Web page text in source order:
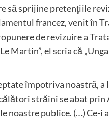
să sprijine pretenţiile
francez, venit în
de revizuire a
Martin”, el scria că
împotriva noastră,
străini se abat
noastre publice. (…) Ce-i